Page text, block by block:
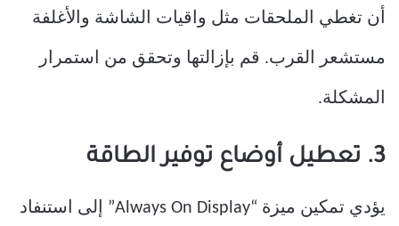
أن تغطي الملحقات مثل واقيات الشاشة والأغلفة
مستشعر القرب. قم بإزالتها وتحقق من استمرار
المشكلة.
3. تعطيل أوضاع توفير الطاقة
يؤدي تمكين ميزة “Always On Display” إلى استنفاد